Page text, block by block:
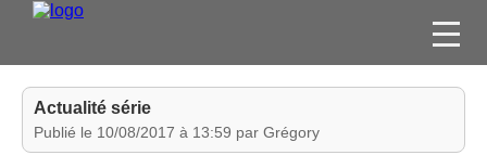
FILMS
Actualité série
Publié le 10/08/2017 à 13:59 par Grégory